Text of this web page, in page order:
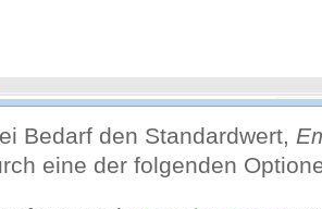
Bedarf den Standardwert,
eine der folgenden